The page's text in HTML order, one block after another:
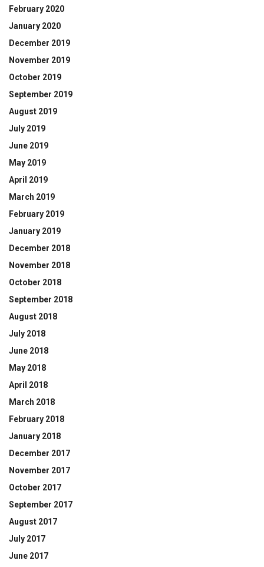
February 2020
January 2020
December 2019
November 2019
October 2019
September 2019
August 2019
July 2019
June 2019
May 2019
April 2019
March 2019
February 2019
January 2019
December 2018
November 2018
October 2018
September 2018
August 2018
July 2018
June 2018
May 2018
April 2018
March 2018
February 2018
January 2018
December 2017
November 2017
October 2017
September 2017
August 2017
July 2017
June 2017